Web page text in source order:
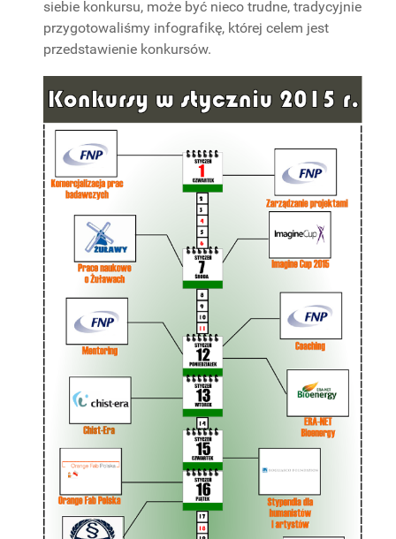
siebie konkursu, może być nieco trudne, tradycyjnie
przygotowaliśmy infografikę, której celem jest
przedstawienie konkursów.